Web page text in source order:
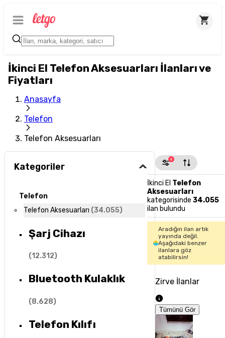
İkinci El Telefon Aksesuarları İlanları ve
Fiyatları
Anasayfa
Telefon
Telefon Aksesuarları
Kategoriler
Telefon
Telefon Aksesuarları (34.055)
Şarj Cihazı
(12.312)
Bluetooth Kulaklık
(8.628)
Telefon Kılıfı
1
İkinci El Telefon
Aksesuarları
kategorisinde 34.055
ilan bulundu
Aradığın ilan artık
yayında değil.
Aşağıdaki benzer
ilanlara göz
atabilirsin!
Zirve İlanlar
Tümünü Gör